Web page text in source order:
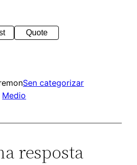
Quote
Sen categorizar
Medio
resposta